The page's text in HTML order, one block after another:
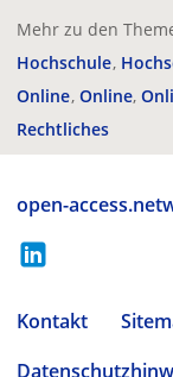
Mehr zu den
Hochschule
Online Online
Rechtliches
open-
Kontakt